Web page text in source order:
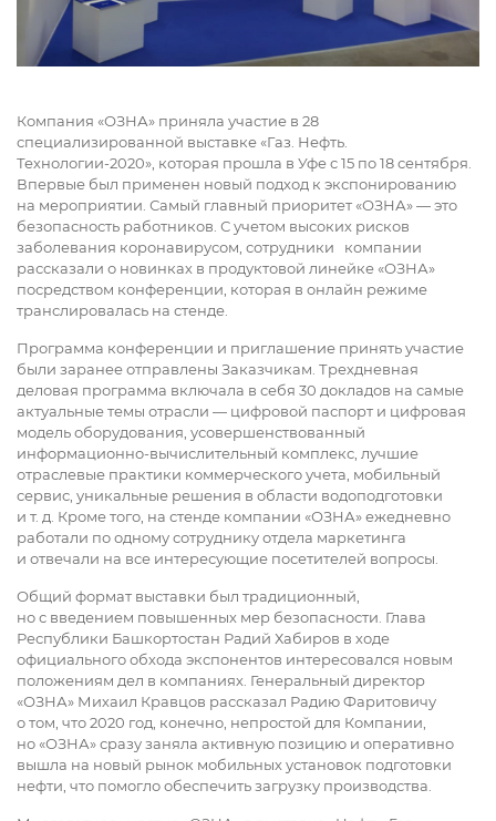
Компания «ОЗНА» приняла участие в 28
специализированной выставке «Газ. Нефть.
Технологии-2020», которая прошла в Уфе с 15 по 18 сентября.
Впервые был применен новый подход к экспонированию
на мероприятии. Самый главный приоритет «ОЗНА» — это
безопасность работников. С учетом высоких рисков
заболевания коронавирусом, сотрудники компании
рассказали о новинках в продуктовой линейке «ОЗНА»
посредством конференции, которая в онлайн режиме
транслировалась на стенде.
Программа конференции и приглашение принять участие
были заранее отправлены Заказчикам. Трехдневная
деловая программа включала в себя 30 докладов на самые
актуальные темы отрасли — цифровой паспорт и цифровая
модель оборудования, усовершенствованный
информационно-вычислительный комплекс, лучшие
отраслевые практики коммерческого учета, мобильный
сервис, уникальные решения в области водоподготовки
и т. д. Кроме того, на стенде компании «ОЗНА» ежедневно
работали по одному сотруднику отдела маркетинга
и отвечали на все интересующие посетителей вопросы.
Общий формат выставки был традиционный,
но с введением повышенных мер безопасности. Глава
Республики Башкортостан Радий Хабиров в ходе
официального обхода экспонентов интересовался новым
положениям дел в компаниях. Генеральный директор
«ОЗНА» Михаил Кравцов рассказал Радию Фаритовичу
о том, что 2020 год, конечно, непростой для Компании,
но «ОЗНА» сразу заняла активную позицию и оперативно
вышла на новый рынок мобильных установок подготовки
нефти, что помогло обеспечить загрузку производства.